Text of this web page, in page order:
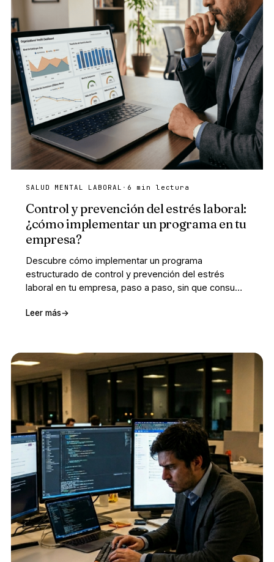
SALUD MENTAL LABORAL · 6 min lectura
Control y prevención del estrés laboral:
¿cómo implementar un programa en tu
empresa?
Descubre cómo implementar un programa
estructurado de control y prevención del estrés
laboral en tu empresa, paso a paso, sin que consuma
Leer más→